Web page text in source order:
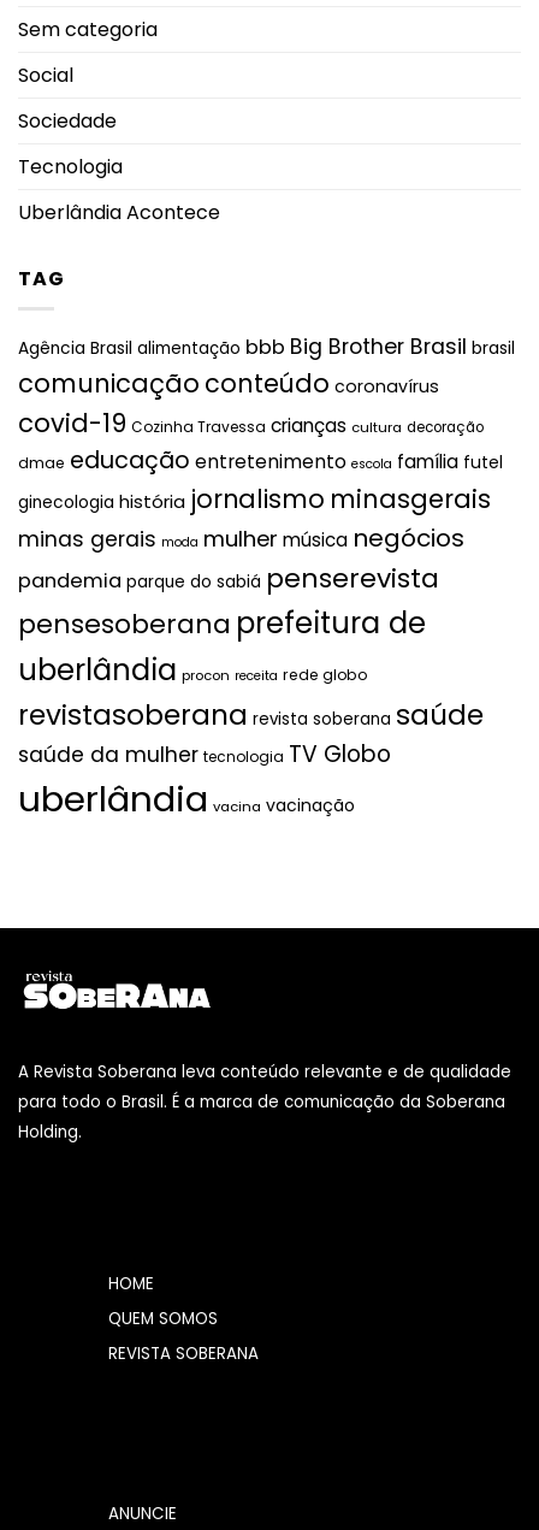
Sem categoria
Social
Sociedade
Tecnologia
Uberlândia Acontece
TAG
Agência Brasil alimentação bbb Big Brother Brasil brasil
comunicação conteúdo coronavírus
covid-19 Cozinha Travessa crianças cultura decoração
dmae educação entretenimento escola família futel
ginecologia história jornalismo minasgerais
minas gerais moda mulher música negócios
pandemia parque do sabiá penserevista
pensesoberana prefeitura de
uberlândia procon receita rede globo
revistasoberana revista soberana saúde
saúde da mulher tecnologia TV Globo
uberlândia vacina vacinação
A Revista Soberana leva conteúdo relevante e de qualidade
para todo o Brasil. É a marca de comunicação da Soberana
Holding.
HOME
QUEM SOMOS
REVISTA SOBERANA
ANUNCIE